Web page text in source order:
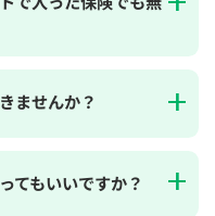
ませんか？
てもいいですか？